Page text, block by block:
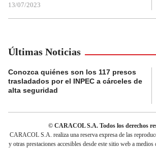
13/07/2023
Últimas Noticias
Conozca quiénes son los 117 presos
trasladados por el INPEC a cárceles de
alta seguridad
© CARACOL S.A. Todos los derechos
CARACOL S.A. realiza una reserva expresa de las
y otras prestaciones accesibles desde este sitio web a medios